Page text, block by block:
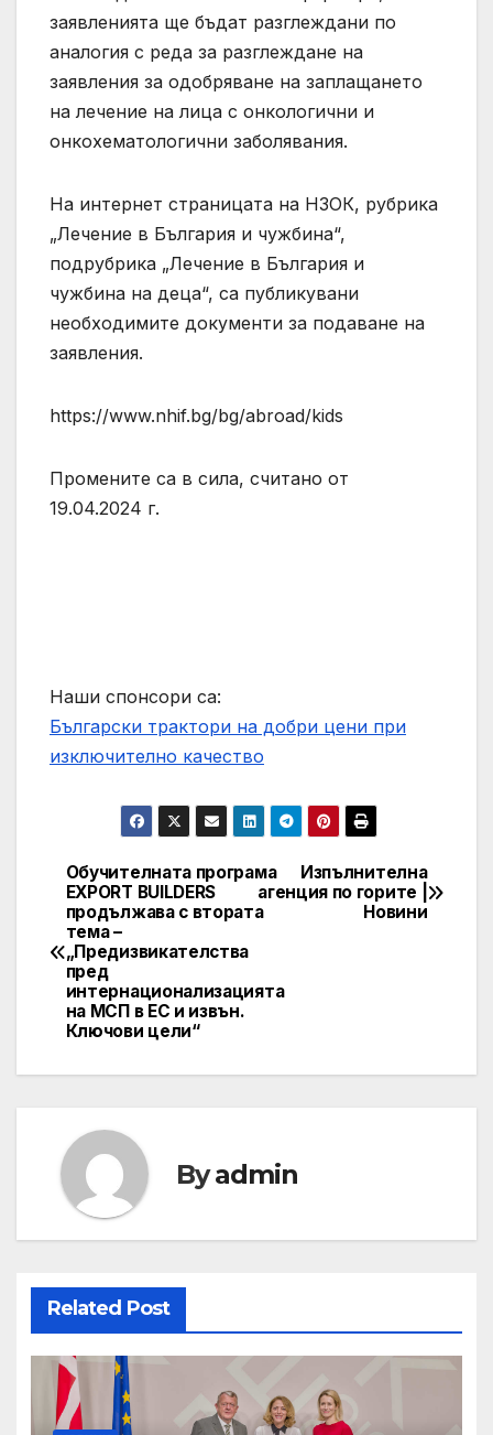
заявленията ще бъдат разглеждани по
аналогия с реда за разглеждане на
заявления за одобряване на заплащането
на лечение на лица с онкологични и
онкохематологични заболявания.
На интернет страницата на НЗОК, рубрика
„Лечение в България и чужбина“,
подрубрика „Лечение в България и
чужбина на деца“, са публикувани
необходимите документи за подаване на
заявления.
https://www.nhif.bg/bg/abroad/kids
Промените са в сила, считано от
19.04.2024 г.
Наши спонсори са:
Български трактори на добри цени при
изключително качество
Post
navigation
Изпълнителна
агенция по горите |
Новини
Обучителната програма
ЕXPORT BUILDERS
продължава с втората
тема –
„Предизвикателства
пред
интернационализацията
на МСП в ЕС и извън.
Ключови цели“
Byadmin
Related Post